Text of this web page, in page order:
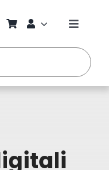
Toggle
Chi